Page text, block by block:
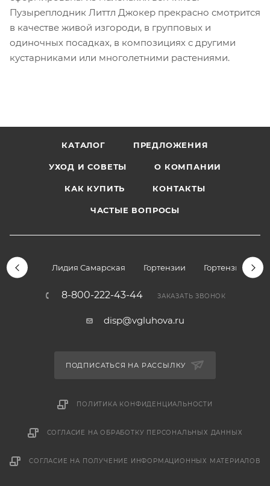
Пузыреплодник Литтл Джокер прекрасно смотрится
в качестве живой изгороди, в групповых и
одиночных посадках, в композициях с другими
кустарниками или многолетними растениями.
КАТАЛОГ ПРЕДЛОЖЕНИЯ
УХОД И СОВЕТЫ О КОМПАНИИ
КАК КУПИТЬ КОНТАКТЫ
ЧАСТЫЕ ВОПРОСЫ
Лидия Самарская Гортензии Гортензии
8-800-222-43-44 ЗАКАЗАТЬ ЗВОНОК
disp@vgluhova.ru
ПОДПИСАТЬСЯ НА РАССЫЛКУ
ПОЛИТИКА КОНФИДЕНЦИАЛЬНОСТИ
СОГЛАСИЕ НА ОБРАБОТКУ ПЕРСОНАЛЬНЫХ ДАННЫХ
СОГЛАСИЕ НА ПОЛУЧЕНИЕ ИНФОРМАЦИОННЫХ МАТЕРИАЛОВ